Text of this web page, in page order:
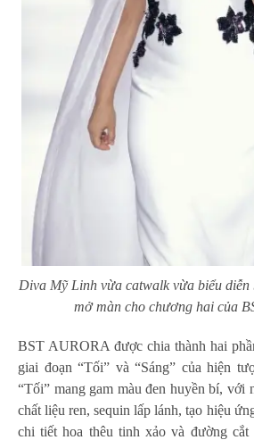
​​​​Diva Mỹ Linh vừa catwalk vừa biểu
mở màn cho chương hai của
BST AURORA được chia thành hai
giai đoạn “Tối” và “Sáng” của hiện
“Tối” mang gam màu đen huyền bí, với
chất liệu ren, sequin lấp lánh, tạo hiệu
chi tiết hoa thêu tinh xảo và đường